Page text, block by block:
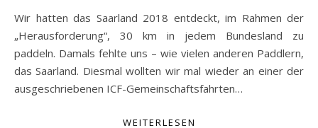
Wir hatten das Saarland 2018 entdeckt, im Rahmen der
„Herausforderung“, 30 km in jedem Bundesland zu
paddeln. Damals fehlte uns – wie vielen anderen Paddlern,
das Saarland. Diesmal wollten wir mal wieder an einer der
ausgeschriebenen ICF-Gemeinschaftsfahrten…
WEITERLESEN